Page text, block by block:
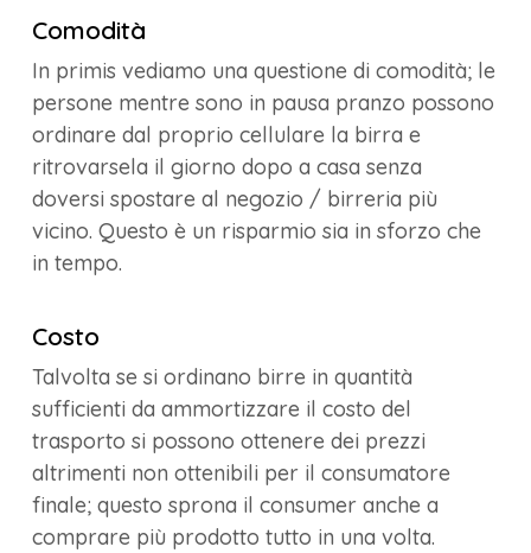
Comodità
In primis vediamo una questione di comodità; le
persone mentre sono in pausa pranzo possono
ordinare dal proprio cellulare la birra e
ritrovarsela il giorno dopo a casa senza
doversi spostare al negozio / birreria più
vicino. Questo è un risparmio sia in sforzo che
in tempo.
Costo
Talvolta se si ordinano birre in quantità
sufficienti da ammortizzare il costo del
trasporto si possono ottenere dei prezzi
altrimenti non ottenibili per il consumatore
finale; questo sprona il consumer anche a
comprare più prodotto tutto in una volta.